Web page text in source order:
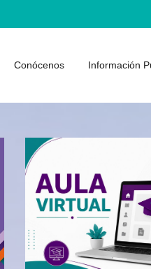
Conócenos Información